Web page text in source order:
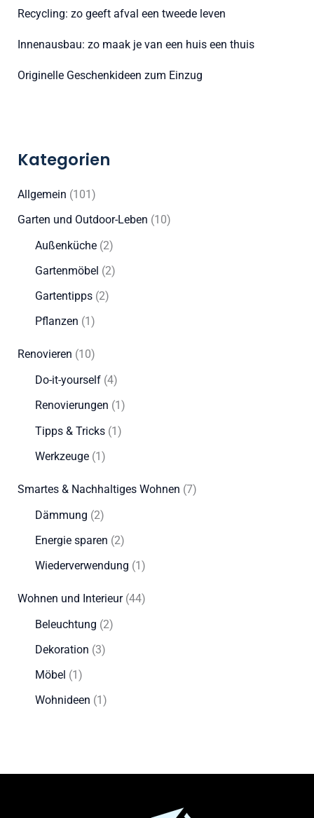
:Recycling: zo geeft afval een tweede leven
Innenausbau: zo maak je van een huis een thuis
Originelle Geschenkideen zum Einzug
Kategorien
Allgemein (101)
Garten und Outdoor-Leben (10)
Außenküche(2)
Gartenmöbel (2)
Gartentipps(2)
Pflanzen (1)
Renovieren (10)
Do-it-yourself(4)
Renovierungen (1)
Tipps & Tricks(1)
Werkzeuge(1)
Smartes & Nachhaltiges Wohnen (7)
Dämmung (2)
Energie sparen (2)
Wiederverwendung (1)
Wohnen und Interieur(44)
Beleuchtung (2)
Dekoration (3)
Möbel (1)
Wohnideen (1)